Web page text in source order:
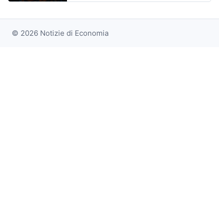
© 2026 Notizie di Economia